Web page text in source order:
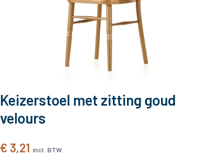
Keizerstoel met zitting goud
velours
€ 3,21 incl. BTW